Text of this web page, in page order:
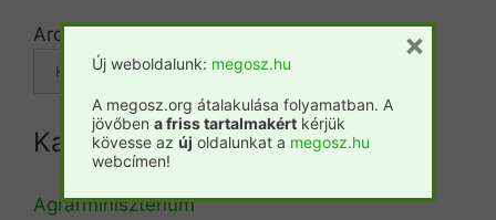
Archívum
Kategóriák
Agrárminisztérium
Új weboldalunk: megosz.hu
A megosz.org átalakulása folyamatban. A
jövőben a friss tartalmakért kérjük
kövesse az új oldalunkat a megosz.hu
webcímen!
×